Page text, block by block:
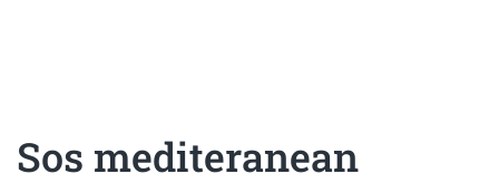
Sos mediteranean